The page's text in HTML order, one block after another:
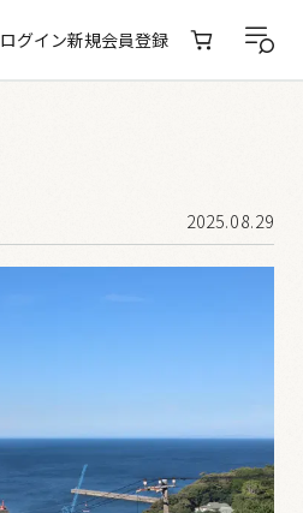
ログイン新規会員登録
2025.08.29